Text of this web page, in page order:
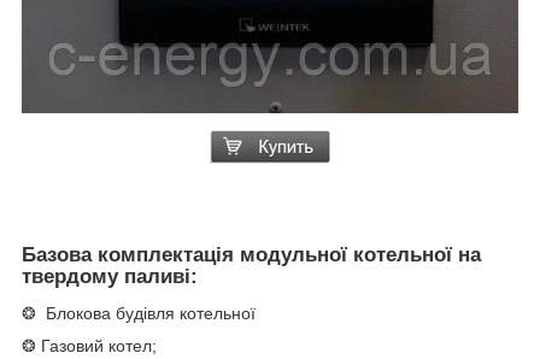
Базова комплектація модульної котельної на
твердому паливі:
❂ Блокова будівля котельної
❂ Газовий котел;